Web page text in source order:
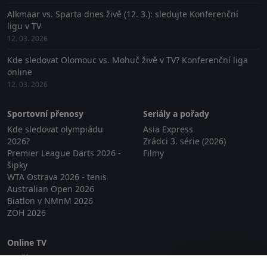
Alkmaar vs. Sparta dnes živě (12. 3.): sledujte Konferenční
ligu v TV
12. 03. 2026
Kde sledovat Olomouc vs. Mohuč živě v TV? Konferenční liga
online
12. 03. 2026
Sportovní přenosy
Kde sledovat olympiádu
2026?
Premier League Darts 2026 -
šipky
WTA Ostrava 2026 - tenis
Australian Open 2026
Biatlon v NMnM 2026
ZOH 2026
Seriály a pořady
Asia Express
Zrádci 3. série (2026)
Filmy
Online TV
Lepší.TV